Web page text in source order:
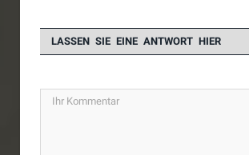
LASSEN SIE EINE ANTWORT HIER